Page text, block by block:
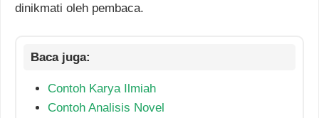
dinikmati oleh pembaca.
Contoh Karya Ilmiah
Contoh Analisis Novel